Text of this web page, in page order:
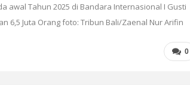
Tahun 2025 di Bandara Internasional I Gusti
6,5 Juta Orang foto: Tribun Bali/Zaenal Nur Arifin
0
IHGMA Jul 13, 2026 0